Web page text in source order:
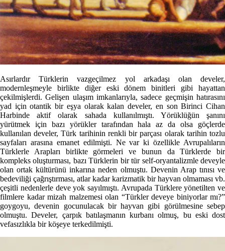
Asırlardır Türklerin vazgeçilmez yol arkadaşı olan develer,
modernleşmeyle birlikte diğer eski dönem binitleri gibi hayattan
çekilmişlerdi. Gelişen ulaşım imkanlarıyla, sadece geçmişin hatırasını
yad için otantik bir eşya olarak kalan develer, en son Birinci Cihan
Harbinde aktif olarak sahada kullanılmıştı. Yörüklüğün şanını
yürütmek için bazı yörükler tarafından hala az da olsa göçlerde
kullanılan develer, Türk tarihinin renkli bir parçası olarak tarihin tozlu
sayfaları arasına emanet edilmişti. Ne var ki özellikle Avrupalıların
Türklerle Arapları birlikte görmeleri ve bunun da Türklerde bir
kompleks oluşturması, bazı Türklerin bir tür self-oryantalizmle deveyle
olan ortak kültürünü inkarına neden olmuştu. Devenin Arap tınısı ve
bedeviliği çağrıştırması, atlar kadar karizmatik bir hayvan olmaması vb.
çeşitli nedenlerle deve yok sayılmıştı. Avrupada Türklere yönetilten ve
filmlere kadar mizah malzemesi olan “Türkler deveye biniyorlar mı?”
goygoyu, devenin gocunulacak bir hayvan gibi görülmesine sebep
olmuştu. Develer, çarpık batılaşmanın kurbanı olmuş, bu eski dost
vefasızlıkla bir köşeye terkedilmişti.